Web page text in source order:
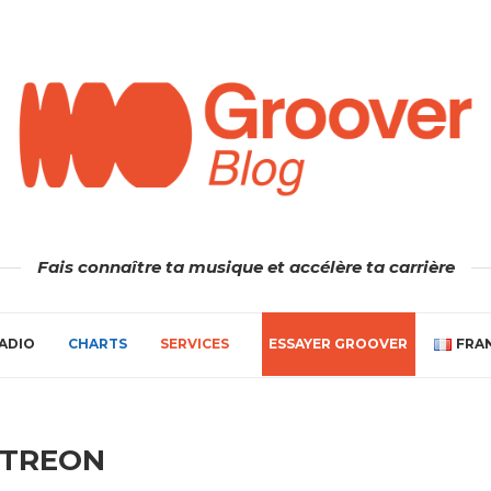
Fais connaître ta musique et accélère ta carrière
CHARTS SERVICES ESSAYER GROOVER